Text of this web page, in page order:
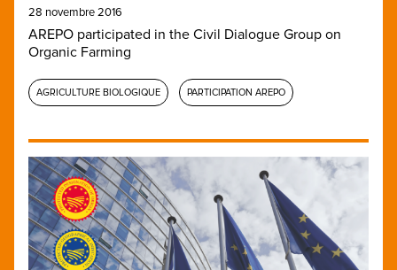
28 novembre 2016
AREPO participated in the Civil Dialogue Group on
Organic Farming
AGRICULTURE BIOLOGIQUE PARTICIPATION AREPO